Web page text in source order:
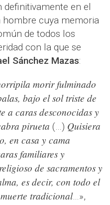
en el
cuya memoria
de todos los
con la que se
Sánchez Mazas:
morir fulminado
bajo el sol triste de
a caras desconocidas y
pirueta (…) Quisiera
en casa y cama
familiares y
de sacramentos y
es decir, con todo el
tradicional…»,